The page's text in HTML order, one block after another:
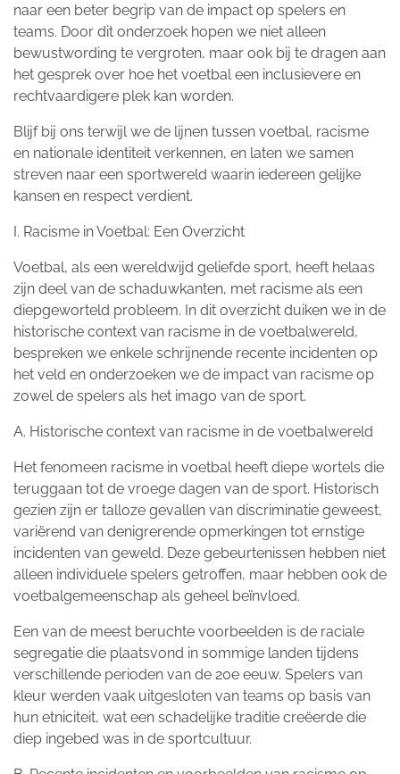
naar een beter begrip van de impact op spelers en
teams. Door dit onderzoek hopen we niet alleen
bewustwording te vergroten, maar ook bij te dragen aan
het gesprek over hoe het voetbal een inclusievere en
rechtvaardigere plek kan worden.
Blijf bij ons terwijl we de lijnen tussen voetbal, racisme
en nationale identiteit verkennen, en laten we samen
streven naar een sportwereld waarin iedereen gelijke
kansen en respect verdient.
I. Racisme in Voetbal: Een Overzicht
Voetbal, als een wereldwijd geliefde sport, heeft helaas
zijn deel van de schaduwkanten, met racisme als een
diepgeworteld probleem. In dit overzicht duiken we in de
historische context van racisme in de voetbalwereld,
bespreken we enkele schrijnende recente incidenten op
het veld en onderzoeken we de impact van racisme op
zowel de spelers als het imago van de sport.
A. Historische context van racisme in de voetbalwereld
Het fenomeen racisme in voetbal heeft diepe wortels die
teruggaan tot de vroege dagen van de sport. Historisch
gezien zijn er talloze gevallen van discriminatie geweest,
variërend van denigrerende opmerkingen tot ernstige
incidenten van geweld. Deze gebeurtenissen hebben niet
alleen individuele spelers getroffen, maar hebben ook de
voetbalgemeenschap als geheel beïnvloed.
Een van de meest beruchte voorbeelden is de raciale
segregatie die plaatsvond in sommige landen tijdens
verschillende perioden van de 20e eeuw. Spelers van
kleur werden vaak uitgesloten van teams op basis van
hun etniciteit, wat een schadelijke traditie creëerde die
diep ingebed was in de sportcultuur.